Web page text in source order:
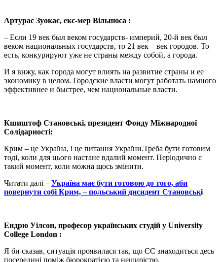
Артурас Зуокас, екс-мер Вільнюса :
– Если 19 век был веком государств- империй, 20-й век был
веком национальных государств, то 21 век – век городов. То
есть, конкурируют уже не страны между собой, а города.
И я вижу, как города могут влиять на развитие страны и ее
экономику в целом. Городские власти могут работать намного
эффективнее и быстрее, чем национальные власти.
Кшиштоф Становські, президент Фонду Міжнародної
Солідарності:
Крим – це Україна, і це питання України.Треба бути готовим
тоді, коли для цього настане вдалий момент. Періодично є
такий момент, коли можна щось змінити.
Читати далі – Україна має бути готовою до того, аби
повернути собі Крим, – польський дисидент Становські
Ендрю Уілсон, професор українських студій у University
College London :
Я би сказав, ситуація проявилася так, що ЄС знаходиться десь
посередині поміж бюрократією та нещирістю.